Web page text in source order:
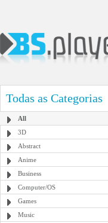
Todas as Categorias
All
3D
Abstract
Anime
Business
Computer/OS
Games
Music